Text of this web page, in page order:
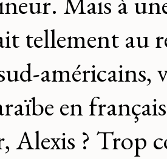
tellement au
américains,
en
Alexis ? Trop